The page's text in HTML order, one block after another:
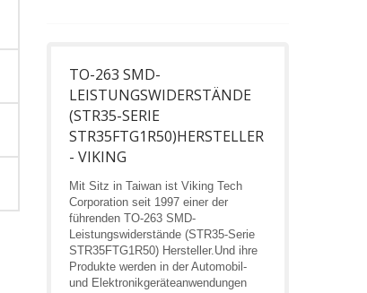
TO-263 SMD-
LEISTUNGSWIDERSTÄNDE
(STR35-SERIE
STR35FTG1R50)HERSTELLER
- VIKING
Mit Sitz in Taiwan ist Viking Tech
Corporation seit 1997 einer der
führenden TO-263 SMD-
Leistungswiderstände (STR35-Serie
STR35FTG1R50) Hersteller.Und ihre
Produkte werden in der Automobil-
und Elektronikgeräteanwendungen